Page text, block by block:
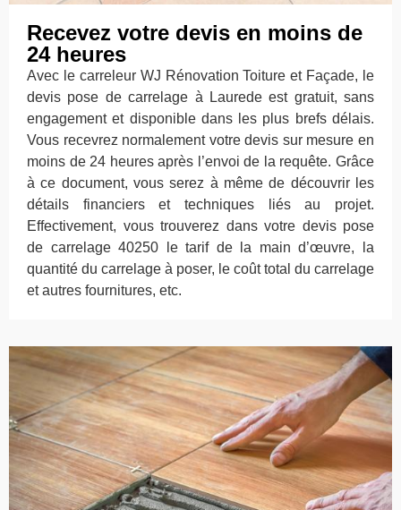
Recevez votre devis en moins de
24 heures
Avec le carreleur WJ Rénovation Toiture et Façade, le
devis pose de carrelage à Laurede est gratuit, sans
engagement et disponible dans les plus brefs délais.
Vous recevrez normalement votre devis sur mesure en
moins de 24 heures après l’envoi de la requête. Grâce
à ce document, vous serez à même de découvrir les
détails financiers et techniques liés au projet.
Effectivement, vous trouverez dans votre devis pose
de carrelage 40250 le tarif de la main d’œuvre, la
quantité du carrelage à poser, le coût total du carrelage
et autres fournitures, etc.